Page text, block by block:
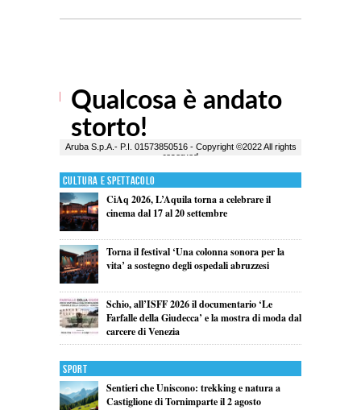
Cultura e Spettacolo
CiAq 2026, L’Aquila torna a celebrare il
cinema dal 17 al 20 settembre
Torna il festival ‘Una colonna sonora per la
vita’ a sostegno degli ospedali abruzzesi
Schio, all’ISFF 2026 il documentario ‘Le
Farfalle della Giudecca’ e la mostra di moda dal
carcere di Venezia
Sport
Sentieri che Uniscono: trekking e natura a
Castiglione di Tornimparte il 2 agosto